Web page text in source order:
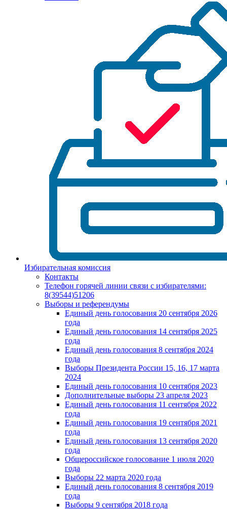
Избирательная комиссия
Контакты
Телефон горячей линии связи с избирателями:
8(39544)51206
Выборы и референдумы
Единый день голосования 20 сентября 2026
года
Единый день голосования 14 сентября 2025
года
Единый день голосования 8 сентября 2024
года
Выборы Президента России 15, 16, 17 марта
2024
Единый день голосования 10 сентября 2023
Дополнительные выборы 23 апреля 2023
Единый день голосования 11 сентября 2022
года
Единый день голосования 19 сентября 2021
года
Единый день голосования 13 сентября 2020
года
Общероссийское голосование 1 июля 2020
года
Выборы 22 марта 2020 года
Единый день голосования 8 сентября 2019
года
Выборы 9 сентября 2018 года